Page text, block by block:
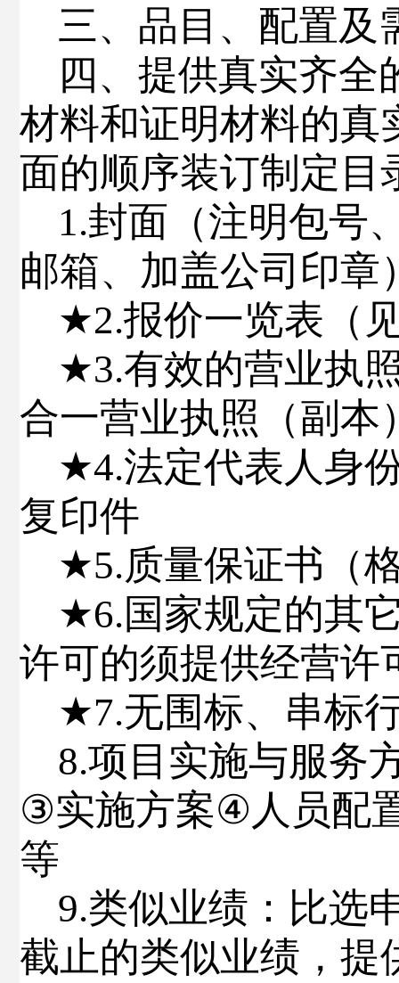
三、品目、配置及
四、提供真实齐全
材料和证明材料的真
面的顺序装订制定目
1.封面（注明包号
邮箱、 加盖公司印章
★2.报价一览表（
★3.有效的营业执
合一营业执照（副本
★4.法定代表人身
复印件
★5.质量保证书（
★6.国家规定的其
许可的须提供经营许
★7.无围标、串标
8.项目实施与服务
③实施方案④ 人员配
等
9.类似业绩 ： 比选
截止的类似业绩，提